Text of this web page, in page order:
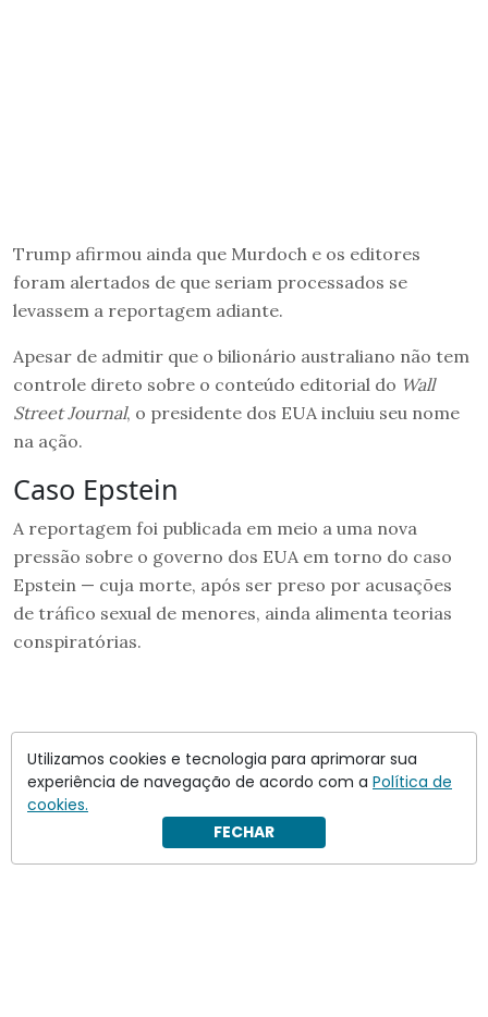
Trump afirmou ainda que Murdoch e os editores
foram alertados de que seriam processados se
levassem a reportagem adiante.
Apesar de admitir que o bilionário australiano não tem
controle direto sobre o conteúdo editorial do Wall
Street Journal, o presidente dos EUA incluiu seu nome
na ação.
Caso Epstein
A reportagem foi publicada em meio a uma nova
pressão sobre o governo dos EUA em torno do caso
Epstein — cuja morte, após ser preso por acusações
de tráfico sexual de menores, ainda alimenta teorias
conspiratórias.
Utilizamos cookies e tecnologia para aprimorar sua
experiência de navegação de acordo com a Política de
cookies.
FECHAR